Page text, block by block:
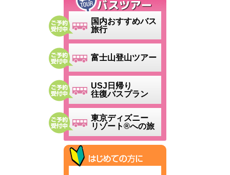
国内おすすめバス
旅行
富士山登山ツアー
USJ日帰り
往復バスプラン
東京ディズニー
リゾート®への旅